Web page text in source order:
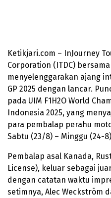
Ketikjari.com – InJourney
Corporation (ITDC)
menyelenggarakan ajang
GP 2025 dengan lancar.
pada UIM F1H2O World
Indonesia 2025, yang
para pembalap perahu
Sabtu (23/8) – Minggu (24-
Pembalap asal Kanada,
License), keluar sebagai
dengan catatan waktu
setimnya, Alec Weckström